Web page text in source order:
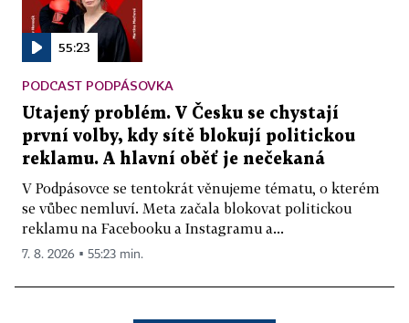
55:23
PODCAST PODPÁSOVKA
Utajený problém. V Česku se chystají
první volby, kdy sítě blokují politickou
reklamu. A hlavní oběť je nečekaná
V Podpásovce se tentokrát věnujeme tématu, o kterém
se vůbec nemluví. Meta začala blokovat politickou
reklamu na Facebooku a Instagramu a...
7. 8. 2026 ▪ 55:23 min.